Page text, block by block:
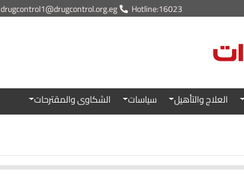
drugcontrol1@drugcontrol.org.eg Hotline:16023
العلاج والتأهيل سياسات الشكاوى والمقترحات